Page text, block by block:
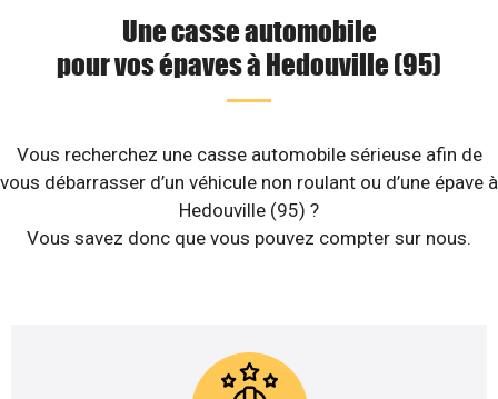
Une casse automobile
pour vos épaves à Hedouville (95)
Vous recherchez une casse automobile sérieuse afin de
vous débarrasser d’un véhicule non roulant ou d’une épave à
Hedouville (95) ?
Vous savez donc que vous pouvez compter sur nous.